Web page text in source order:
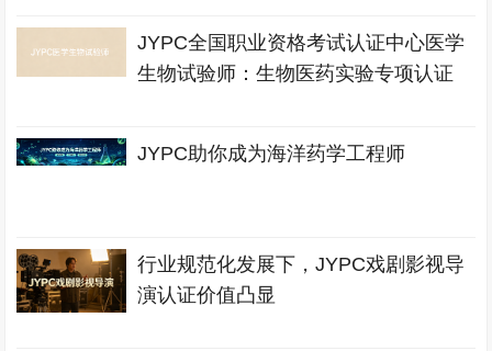
JYPC全国职业资格考试认证中心医学
生物试验师：生物医药实验专项认证
JYPC助你成为海洋药学工程师
行业规范化发展下，JYPC戏剧影视导
演认证价值凸显